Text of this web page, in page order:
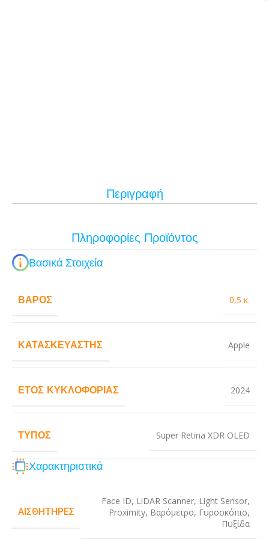
Περιγραφή
Πληροφορίες Προϊόντος
Βασικά Στοιχεία
ΒΆΡΟΣ 0,5 κ.
ΚΑΤΑΣΚΕΥΑΣΤΉΣ Apple
ΈΤΟΣ ΚΥΚΛΟΦΟΡΊΑΣ 2024
ΤΎΠΟΣ Super Retina XDR OLED
Χαρακτηριστικά
ΑΙΣΘΗΤΉΡΕΣ
Face ID, LiDAR Scanner, Light Sensor,
Proximity, Βαρόμετρο, Γυροσκόπιο,
Πυξίδα